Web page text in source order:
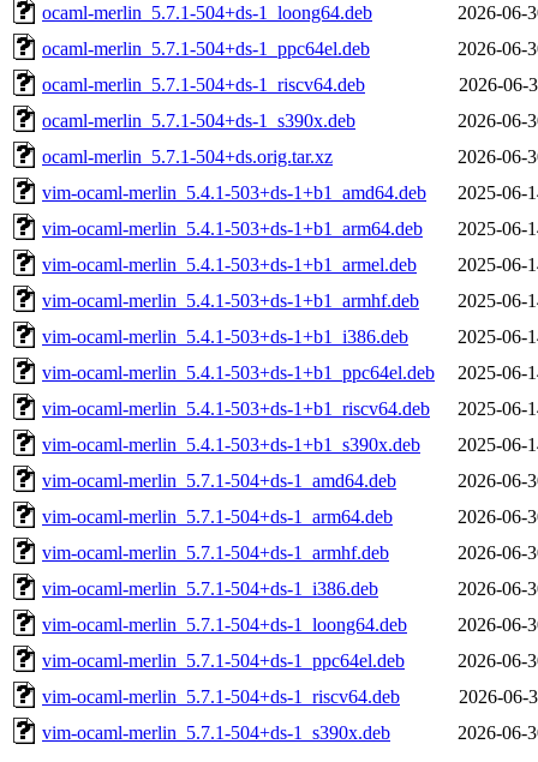
ocaml-merlin_5.7.1-504+ds-1_loong64.deb
2026-06-
ocaml-merlin_5.7.1-504+ds-1_ppc64el.deb
2026-06-
ocaml-merlin_5.7.1-504+ds-1_riscv64.deb
2026-06-
ocaml-merlin_5.7.1-504+ds-1_s390x.deb
2026-06-
ocaml-merlin_5.7.1-504+ds.orig.tar.xz
2026-06-
vim-ocaml-merlin_5.4.1-503+ds-1+b1_amd64.deb
2025-06-
vim-ocaml-merlin_5.4.1-503+ds-1+b1_arm64.deb
2025-06-
vim-ocaml-merlin_5.4.1-503+ds-1+b1_armel.deb
2025-06-
vim-ocaml-merlin_5.4.1-503+ds-1+b1_armhf.deb
2025-06-
vim-ocaml-merlin_5.4.1-503+ds-1+b1_i386.deb
2025-06-
vim-ocaml-merlin_5.4.1-503+ds-1+b1_ppc64el.deb
2025-06-
vim-ocaml-merlin_5.4.1-503+ds-1+b1_riscv64.deb
2025-06-
vim-ocaml-merlin_5.4.1-503+ds-1+b1_s390x.deb
2025-06-
vim-ocaml-merlin_5.7.1-504+ds-1_amd64.deb
2026-06-
vim-ocaml-merlin_5.7.1-504+ds-1_arm64.deb
2026-06-
vim-ocaml-merlin_5.7.1-504+ds-1_armhf.deb
2026-06-
vim-ocaml-merlin_5.7.1-504+ds-1_i386.deb
2026-06-
vim-ocaml-merlin_5.7.1-504+ds-1_loong64.deb
2026-06-
vim-ocaml-merlin_5.7.1-504+ds-1_ppc64el.deb
2026-06-
vim-ocaml-merlin_5.7.1-504+ds-1_riscv64.deb
2026-06-
vim-ocaml-merlin_5.7.1-504+ds-1_s390x.deb
2026-06-